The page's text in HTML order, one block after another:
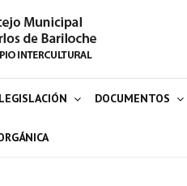
LEGISLACIÓN DOCUMENTOS